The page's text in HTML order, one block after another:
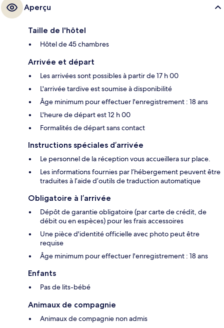
Aperçu
Taille de l'hôtel
Hôtel de 45 chambres
Arrivée et départ
Les arrivées sont possibles à partir de 17 h 00
L'arrivée tardive est soumise à disponibilité
Âge minimum pour effectuer l'enregistrement : 18 ans
L'heure de départ est 12 h 00
Formalités de départ sans contact
Instructions spéciales d’arrivée
Le personnel de la réception vous accueillera sur place.
Les informations fournies par l’hébergement peuvent être
traduites à l’aide d’outils de traduction automatique
Obligatoire à l’arrivée
Dépôt de garantie obligatoire (par carte de crédit, de
débit ou en espèces) pour les frais accessoires
Une pièce d'identité officielle avec photo peut être
requise
Âge minimum pour effectuer l'enregistrement : 18 ans
Enfants
Pas de lits-bébé
Animaux de compagnie
Animaux de compagnie non admis